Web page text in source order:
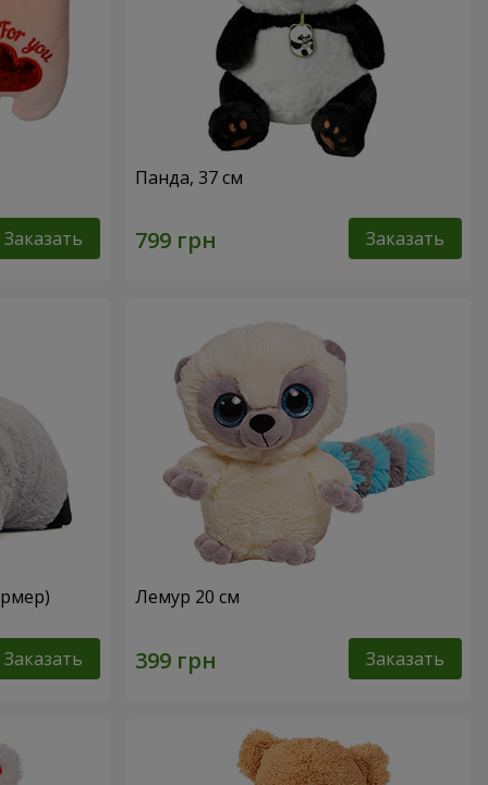
Заказать
Панда, 37 см
Заказать
Заказать
Лемур 20 см
Заказать